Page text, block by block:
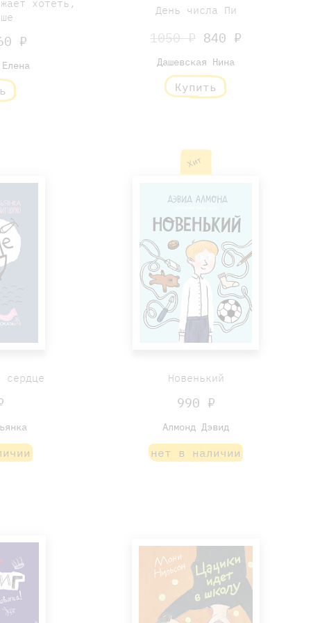
хотеть,
₽
День числа Пи
1050 ₽ 840 ₽
Дашевская Нина
Купить
сердце
Хит
Новенький
990 ₽
Алмонд Дэвид
нет в наличии